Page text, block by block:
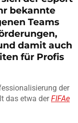
bekannte
Teams
damit auch
für Profis
der
das etwa derFIFAe